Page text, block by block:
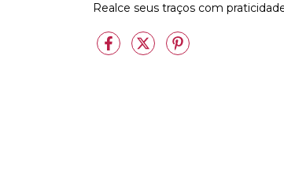
Realce seus traços com